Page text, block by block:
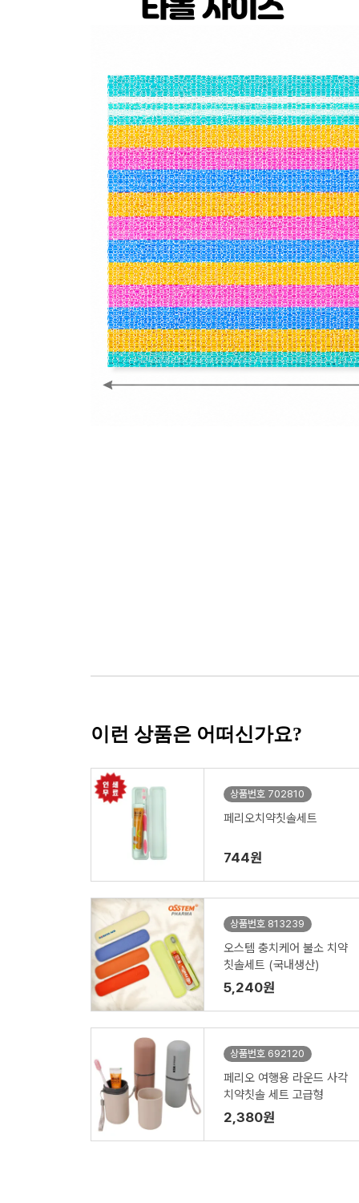
이런 상품은 어떠신가요?
상품번호 702810
페리오치약칫솔세트
744원
상품번호 813239
오스템 충치케어 불소 치약
칫솔세트 (국내생산)
5,240원
상품번호 692120
페리오 여행용 라운드 사각
치약칫솔 세트 고급형
2,380원